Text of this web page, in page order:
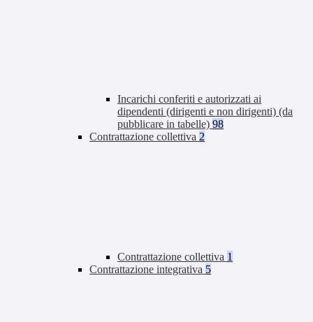
Incarichi conferiti e autorizzati ai
dipendenti (dirigenti e non dirigenti) (da
pubblicare in tabelle) 98
Contrattazione collettiva 2
Contrattazione collettiva 1
Contrattazione integrativa 5